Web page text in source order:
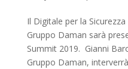
Il Digitale per la
Gruppo Daman sarà
Summit 2019. Gianni
Gruppo Daman,